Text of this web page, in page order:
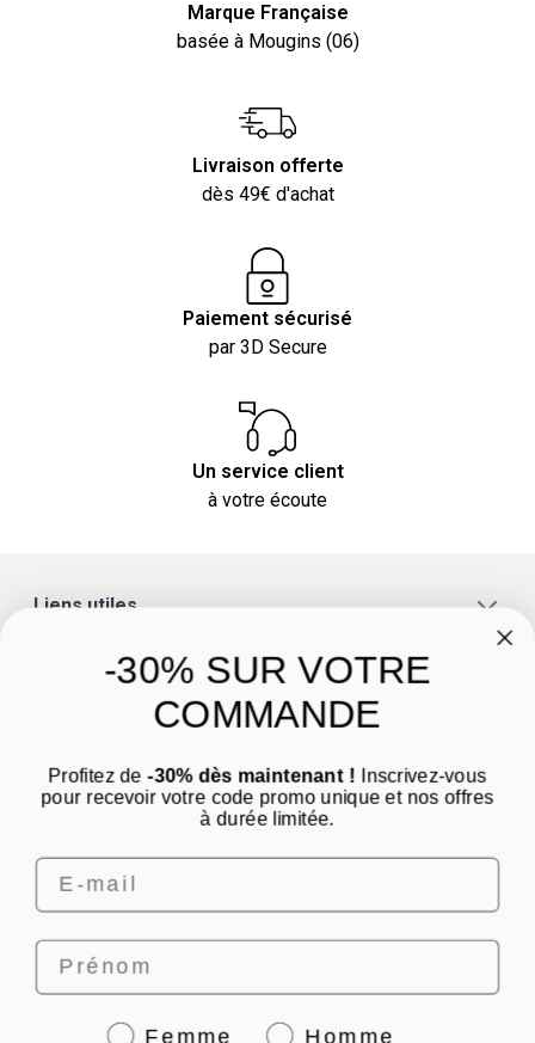
Marque Française
basée à Mougins (06)
Livraison offerte
dès 49€ d'achat
Paiement sécurisé
par 3D Secure
Un service client
à votre écoute
Liens utiles
Nous contacter par email
-30% SUR VOTRE
COMMANDE
Profitez de -30% dès maintenant ! Inscrivez-vous
pour recevoir votre code promo unique et nos offres
à durée limitée.
Email
Prénom
GenreFemme Homme